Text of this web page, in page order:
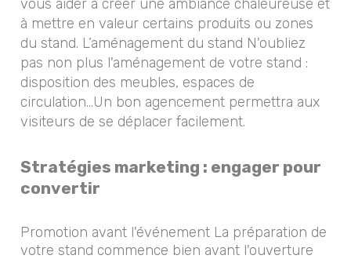
vous aider à créer une ambiance chaleureuse et
à mettre en valeur certains produits ou zones
du stand. L’aménagement du stand N'oubliez
pas non plus l'aménagement de votre stand :
disposition des meubles, espaces de
circulation...Un bon agencement permettra aux
visiteurs de se déplacer facilement.
Stratégies marketing : engager pour
convertir
Promotion avant l'événement La préparation de
votre stand commence bien avant l'ouverture